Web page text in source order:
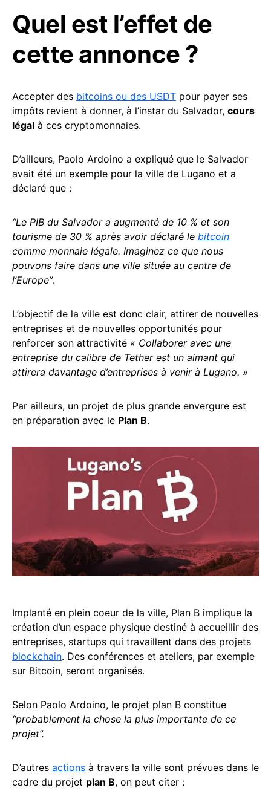
Quel est l’effet de
cette annonce ?
Accepter des bitcoins ou des USDT pour payer ses
impôts revient à donner, à l’instar du Salvador, cours
légal à ces cryptomonnaies.
D’ailleurs, Paolo Ardoino a expliqué que le Salvador
avait été un exemple pour la ville de Lugano et a
déclaré que :
“Le PIB du Salvador a augmenté de 10 % et son
tourisme de 30 % après avoir déclaré le bitcoin
comme monnaie légale. Imaginez ce que nous
pouvons faire dans une ville située au centre de
l’Europe”.
L’objectif de la ville est donc clair, attirer de nouvelles
entreprises et de nouvelles opportunités pour
renforcer son attractivité « Collaborer avec une
entreprise du calibre de Tether est un aimant qui
attirera davantage d’entreprises à venir à Lugano. »
Par ailleurs, un projet de plus grande envergure est
en préparation avec le Plan B.
Implanté en plein coeur de la ville, Plan B implique la
création d’un espace physique destiné à accueillir des
entreprises, startups qui travaillent dans des projets
blockchain. Des conférences et ateliers, par exemple
sur Bitcoin, seront organisés.
Selon Paolo Ardoino, le projet plan B constitue
“probablement la chose la plus importante de ce
projet”.
D’autres actions à travers la ville sont prévues dans le
cadre du projet plan B, on peut citer :